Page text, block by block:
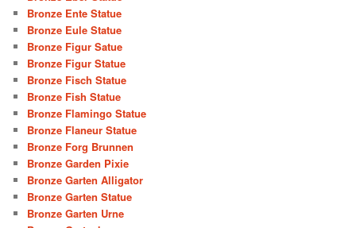
Bronze Ente Statue
Bronze Eule Statue
Bronze Figur Satue
Bronze Figur Statue
Bronze Fisch Statue
Bronze Fish Statue
Bronze Flamingo Statue
Bronze Flaneur Statue
Bronze Forg Brunnen
Bronze Garden Pixie
Bronze Garten Alligator
Bronze Garten Statue
Bronze Garten Urne